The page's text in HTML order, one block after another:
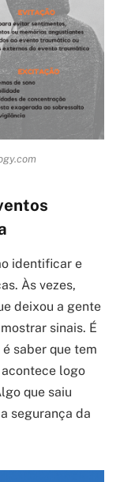
identificar e
Às vezes,
deixou a gente
sinais. É
saber que tem
logo
que saiu
segurança da